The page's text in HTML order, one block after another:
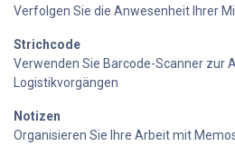
Verfolgen Sie die Anwesenheit Ihrer
Strichcode
Verwenden Sie Barcode-Scanner zur
Logistikvorgängen
Notizen
Organisieren Sie Ihre Arbeit mit